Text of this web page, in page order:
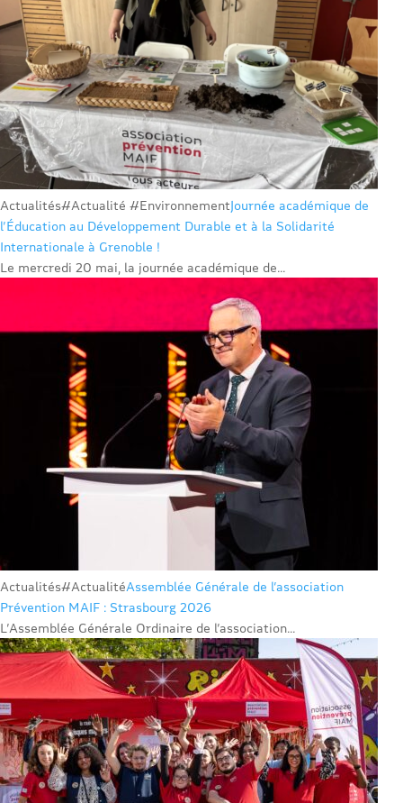
Actualités#Actualité #EnvironnementJournée académique de
l’Éducation au Développement Durable et à la Solidarité
Internationale à Grenoble !
Le mercredi 20 mai, la journée académique de...
Actualités#ActualitéAssemblée Générale de l’association
Prévention MAIF : Strasbourg 2026
L’Assemblée Générale Ordinaire de l’association...